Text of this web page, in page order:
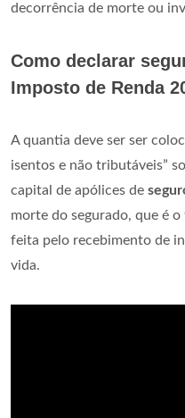
decorrência de morte ou
Como declarar
Imposto de Renda
A quantia deve ser ser
isentos e não tributáveis”
capital de apólices de
morte do segurado, que é
feita pelo recebimento de
vida.